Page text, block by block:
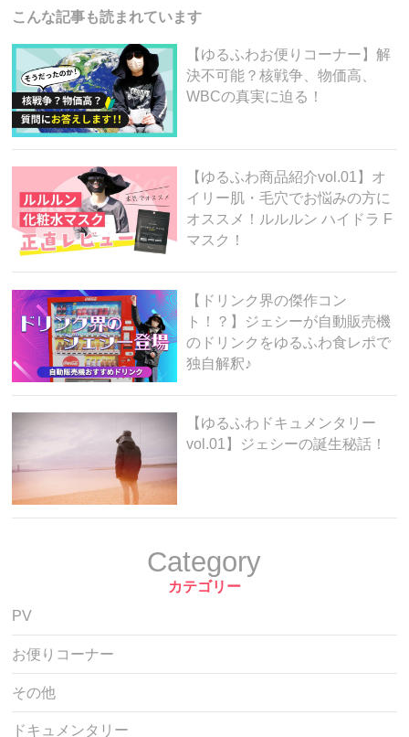
o
o
k
こんな記事も読まれています
【ゆるふわお便りコーナー】解
決不可能？核戦争、物価高、
WBCの真実に迫る！
【ゆるふわ商品紹介vol.01】オ
イリー肌・毛穴でお悩みの方に
オススメ！ルルルン ハイドラ F
マスク！
【ドリンク界の傑作コン
ト！？】ジェシーが自動販売機
のドリンクをゆるふわ食レポで
独自解釈♪
【ゆるふわドキュメンタリー
vol.01】ジェシーの誕生秘話！
Category
カテゴリー
PV
お便りコーナー
その他
ドキュメンタリー